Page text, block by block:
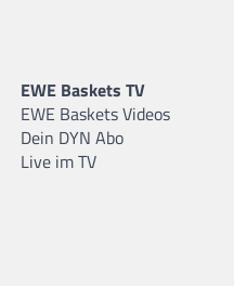
EWE Baskets TV
EWE Baskets Videos
Dein DYN Abo
Live im TV